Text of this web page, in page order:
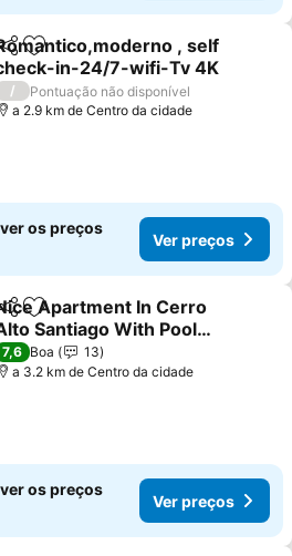
Adicionar aos favoritos
, self
in-24/7-wifi-Tv 4K
preços
/
Pontuação não disponível
a 2.9 km de Centro da cidade
os preços
Ver preços
Adicionar aos favoritos
Apartment In Cerro
Santiago With Pool
And Security
preços
7,6 Boa
13
a 3.2 km de Centro da cidade
os preços
Ver preços